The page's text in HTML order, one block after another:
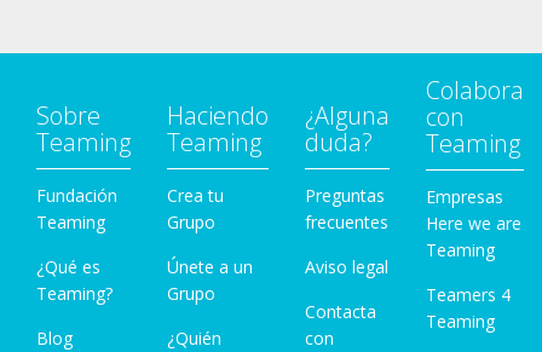
Sobre
Teaming
Fundación
Teaming
¿Qué es
Teaming?
Blog
Haciendo
Teaming
Crea tu
Grupo
Únete a un
Grupo
¿Quién
¿Alguna
duda?
Preguntas
frecuentes
Aviso legal
Contacta
con
Colabora
con
Teaming
Empresas
Here we are
Teaming
Teamers 4
Teaming